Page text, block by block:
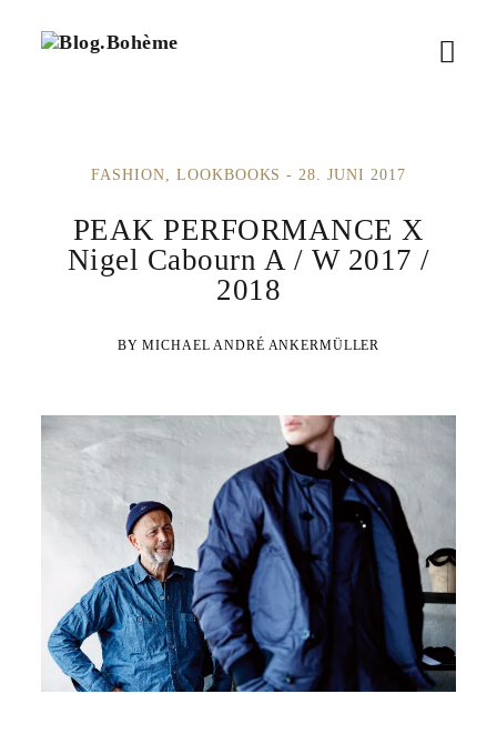
B
M
e
FASHION LOOKBOOKS 28. JUNI 2017
PEAK PERFORMANCE X
Nigel Cabourn A / W 2017 /
2018
MICHAEL ANDRÉ ANKERMÜLLER